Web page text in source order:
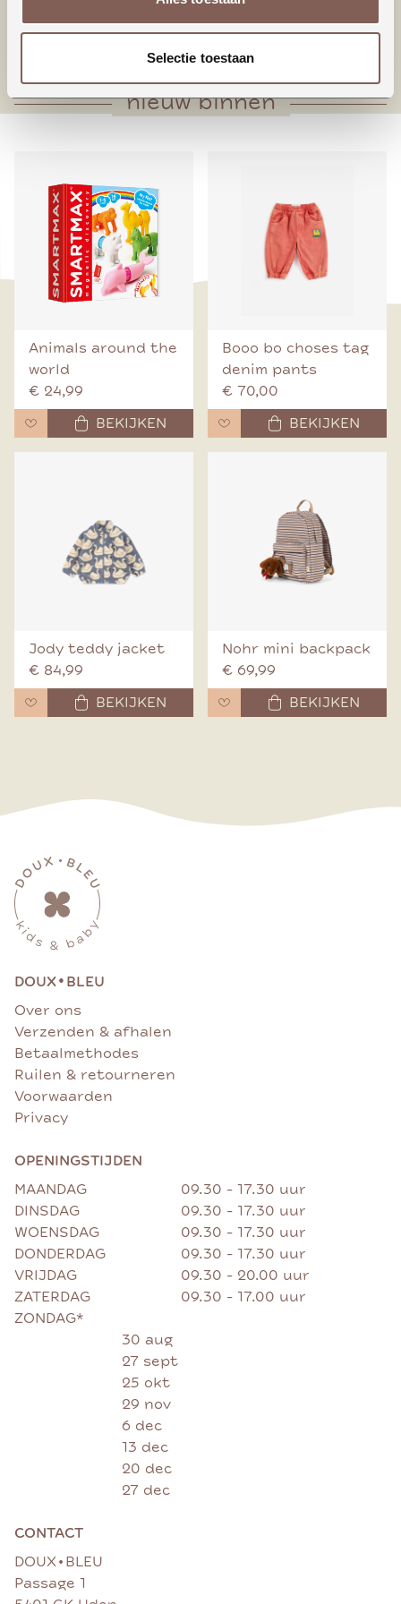
Selectie toestaan
* Houten knoop middenvoorsluiting
* Voorpand met plooien onderaan
nieuw binnen
Animals around the
world
€ 24,99
BEKIJKEN
Booo bo choses tag
denim pants
€ 70,00
BEKIJKEN
Jody teddy jacket
€ 84,99
BEKIJKEN
Nohr mini backpack
€ 69,99
BEKIJKEN
DOUX• BLEU
Over ons
Verzenden & afhalen
Betaalmethodes
Ruilen & retourneren
Voorwaarden
Privacy
OPENINGSTIJDEN
MAANDAG
09.30 - 17.30 uur
DINSDAG
09.30 - 17.30 uur
WOENSDAG
09.30 - 17.30 uur
DONDERDAG
09.30 - 17.30 uur
VRIJDAG
09.30 - 20.00 uur
ZATERDAG
09.30 - 17.00 uur
ZONDAG*
30 aug
27 sept
25 okt
29 nov
6 dec
13 dec
20 dec
27 dec
CONTACT
DOUX • BLEU
Passage 1